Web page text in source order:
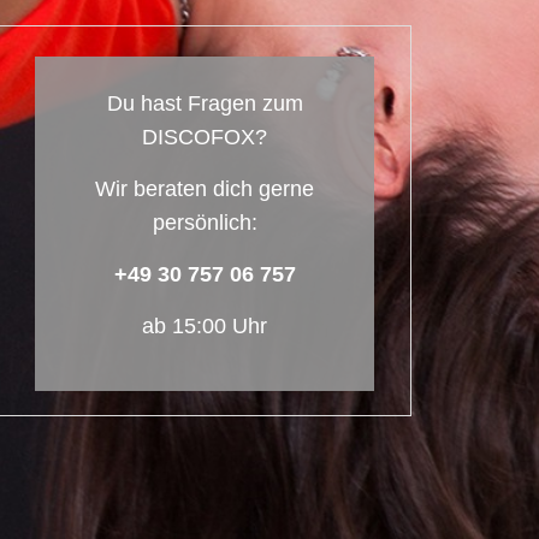
Du hast Fragen zum
DISCOFOX?
Wir beraten dich gerne
persönlich:
+49 30 757 06 757
ab 15:00 Uhr